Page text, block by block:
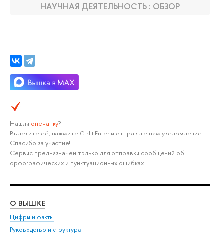
НАУЧНАЯ ДЕЯТЕЛЬНОСТЬ : ОБЗОР
Нашли опечатку?
Выделите её, нажмите Ctrl+Enter и отправьте нам уведомление.
Спасибо за участие!
Сервис предназначен только для отправки сообщений об
орфографических и пунктуационных ошибках.
О ВЫШКЕ
Цифры и факты
Руководство и структура